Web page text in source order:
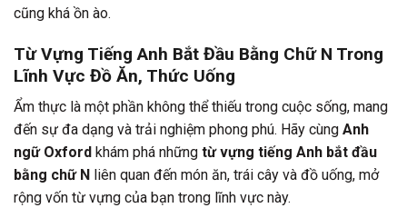
cũng khá ồn ào.
Từ Vựng Tiếng Anh Bắt Đầu Bằng Chữ N Trong
Lĩnh Vực Đồ Ăn, Thức Uống
Ẩm thực là một phần không thể thiếu trong cuộc sống, mang
đến sự đa dạng và trải nghiệm phong phú. Hãy cùng Anh
ngữ Oxford khám phá những từ vựng tiếng Anh bắt đầu
bằng chữ N
liên quan đến món ăn, trái cây và đồ uống, mở
rộng vốn từ vựng của bạn trong lĩnh vực này.